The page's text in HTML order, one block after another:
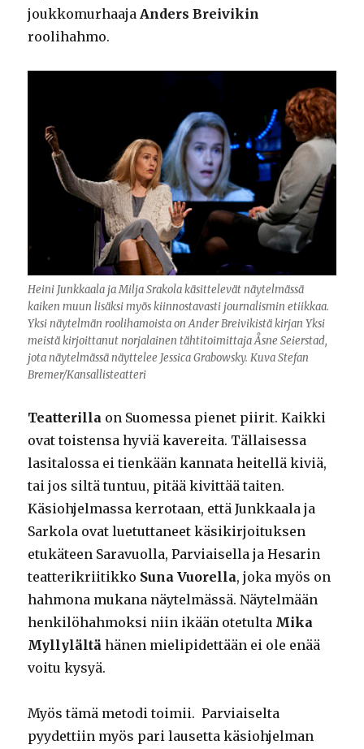
joukkomurhaaja Anders Breivikin
roolihahmo.
Heini Junkkaala ja Milja Srakola käsittelevät näytelmässä
kaiken muun lisäksi myös kiinnostavasti journalismin etiikkaa.
Yksi näytelmän roolihamoista on Ander Breivikistä kirjan Yksi
meistä kirjoittanut norjalainen tähtitoimittaja Åsne Seierstad,
jota näytelmässä näyttelee Jessica Grabowsky. Kuva Stefan
Bremer/Kansallisteatteri
Teatterilla on Suomessa pienet piirit. Kaikki
ovat toistensa hyviä kavereita. Tällaisessa
lasitalossa ei tienkään kannata heitellä kiviä,
tai jos siltä tuntuu, pitää kivittää taiten.
Käsiohjelmassa kerrotaan, että Junkkaala ja
Sarkola ovat luetuttaneet käsikirjoituksen
etukäteen Saravuolla, Parviaisella ja Hesarin
teatterikriitikko Suna Vuorella, joka myös on
hahmona mukana näytelmässä. Näytelmään
henkilöhahmoksi niin ikään otetulta Mika
Myllylältä hänen mielipidettään ei ole enää
voitu kysyä.
Myös tämä metodi toimii. Parviaiselta
pyydettiin myös pari lausetta käsiohjelman